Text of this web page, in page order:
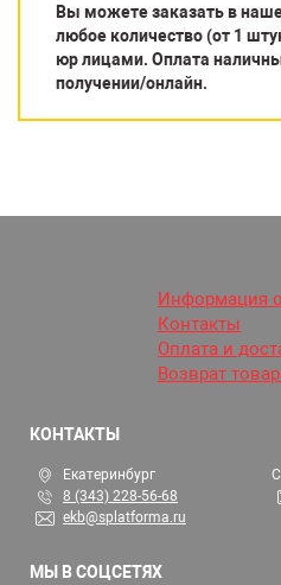
Вы можете заказать в
любое количество (от 1
юр лицами. Оплата
получении/онлайн.
Информация
Контакты
Оплата и
Возврат
КОНТАКТЫ
Екатеринбург
8 (343) 228-56-68
ekb@splatforma.ru
МЫ В СОЦСЕТЯХ